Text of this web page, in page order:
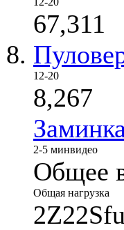
67,311
12-20
8,267
Заминка
2-5 минвидео
Общее
Общая нагрузка